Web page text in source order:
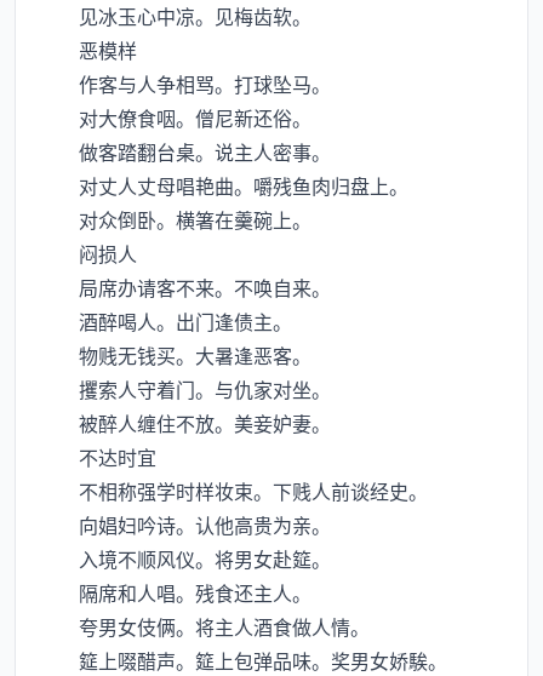
见冰玉心中凉。见梅齿软。
恶模样
作客与人争相骂。打球坠马。
对大僚食咽。僧尼新还俗。
做客踏翻台桌。说主人密事。
对丈人丈母唱艳曲。嚼残鱼肉归盘上。
对众倒卧。横箸在羹碗上。
闷损人
局席办请客不来。不唤自来。
酒醉喝人。出门逢债主。
物贱无钱买。大暑逢恶客。
攫索人守着门。与仇家对坐。
被醉人缠住不放。美妾妒妻。
不达时宜
不相称强学时样妆束。下贱人前谈经史。
向娼妇吟诗。认他高贵为亲。
入境不顺风仪。将男女赴筵。
隔席和人唱。残食还主人。
夸男女伎俩。将主人酒食做人情。
筵上啜醋声。筵上包弹品味。奖男女娇騃。